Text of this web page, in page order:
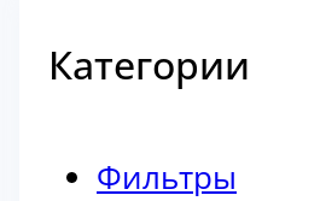
Категории
Фильтры